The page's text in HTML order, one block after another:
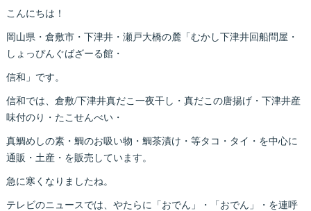
こんにちは！
岡山県・倉敷市・下津井・瀬戸大橋の麓「むかし下津井回船問屋・
しょっぴんぐばざーる館・
信和」です。
信和では、倉敷/下津井真だこ一夜干し・真だこの唐揚げ・下津井産
味付のり・たこせんべい・
真鯛めしの素・鯛のお吸い物・鯛茶漬け・等タコ・タイ・を中心に
通販・土産・を販売しています。
急に寒くなりましたね。
テレビのニュースでは、やたらに「おでん」・「おでん」・を連呼